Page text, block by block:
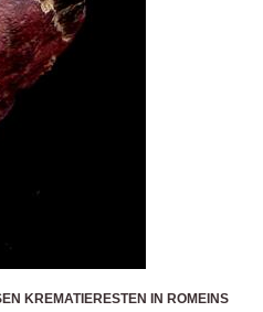
KREMATIERESTEN IN ROMEINS